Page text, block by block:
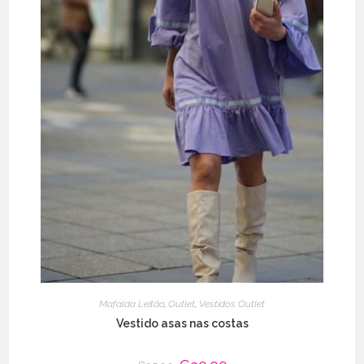
Mafalda Leitão, Outlet, Vestidos Outlet
Vestido asas nas costas